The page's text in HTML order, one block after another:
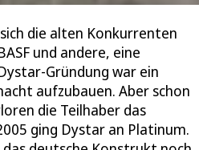
die alten Konkurrenten
und andere, eine
Gründung war ein
aufzubauen. Aber schon
die Teilhaber das
ging Dystar an Platinum.